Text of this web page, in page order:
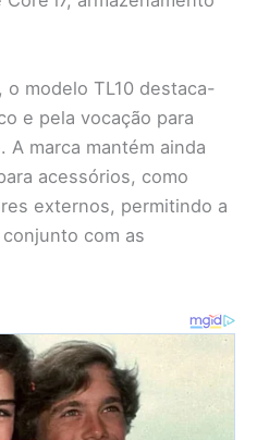
modelo TL10 destaca-
e pela vocação para
marca mantém ainda
acessórios, como
externos, permitindo a
com as